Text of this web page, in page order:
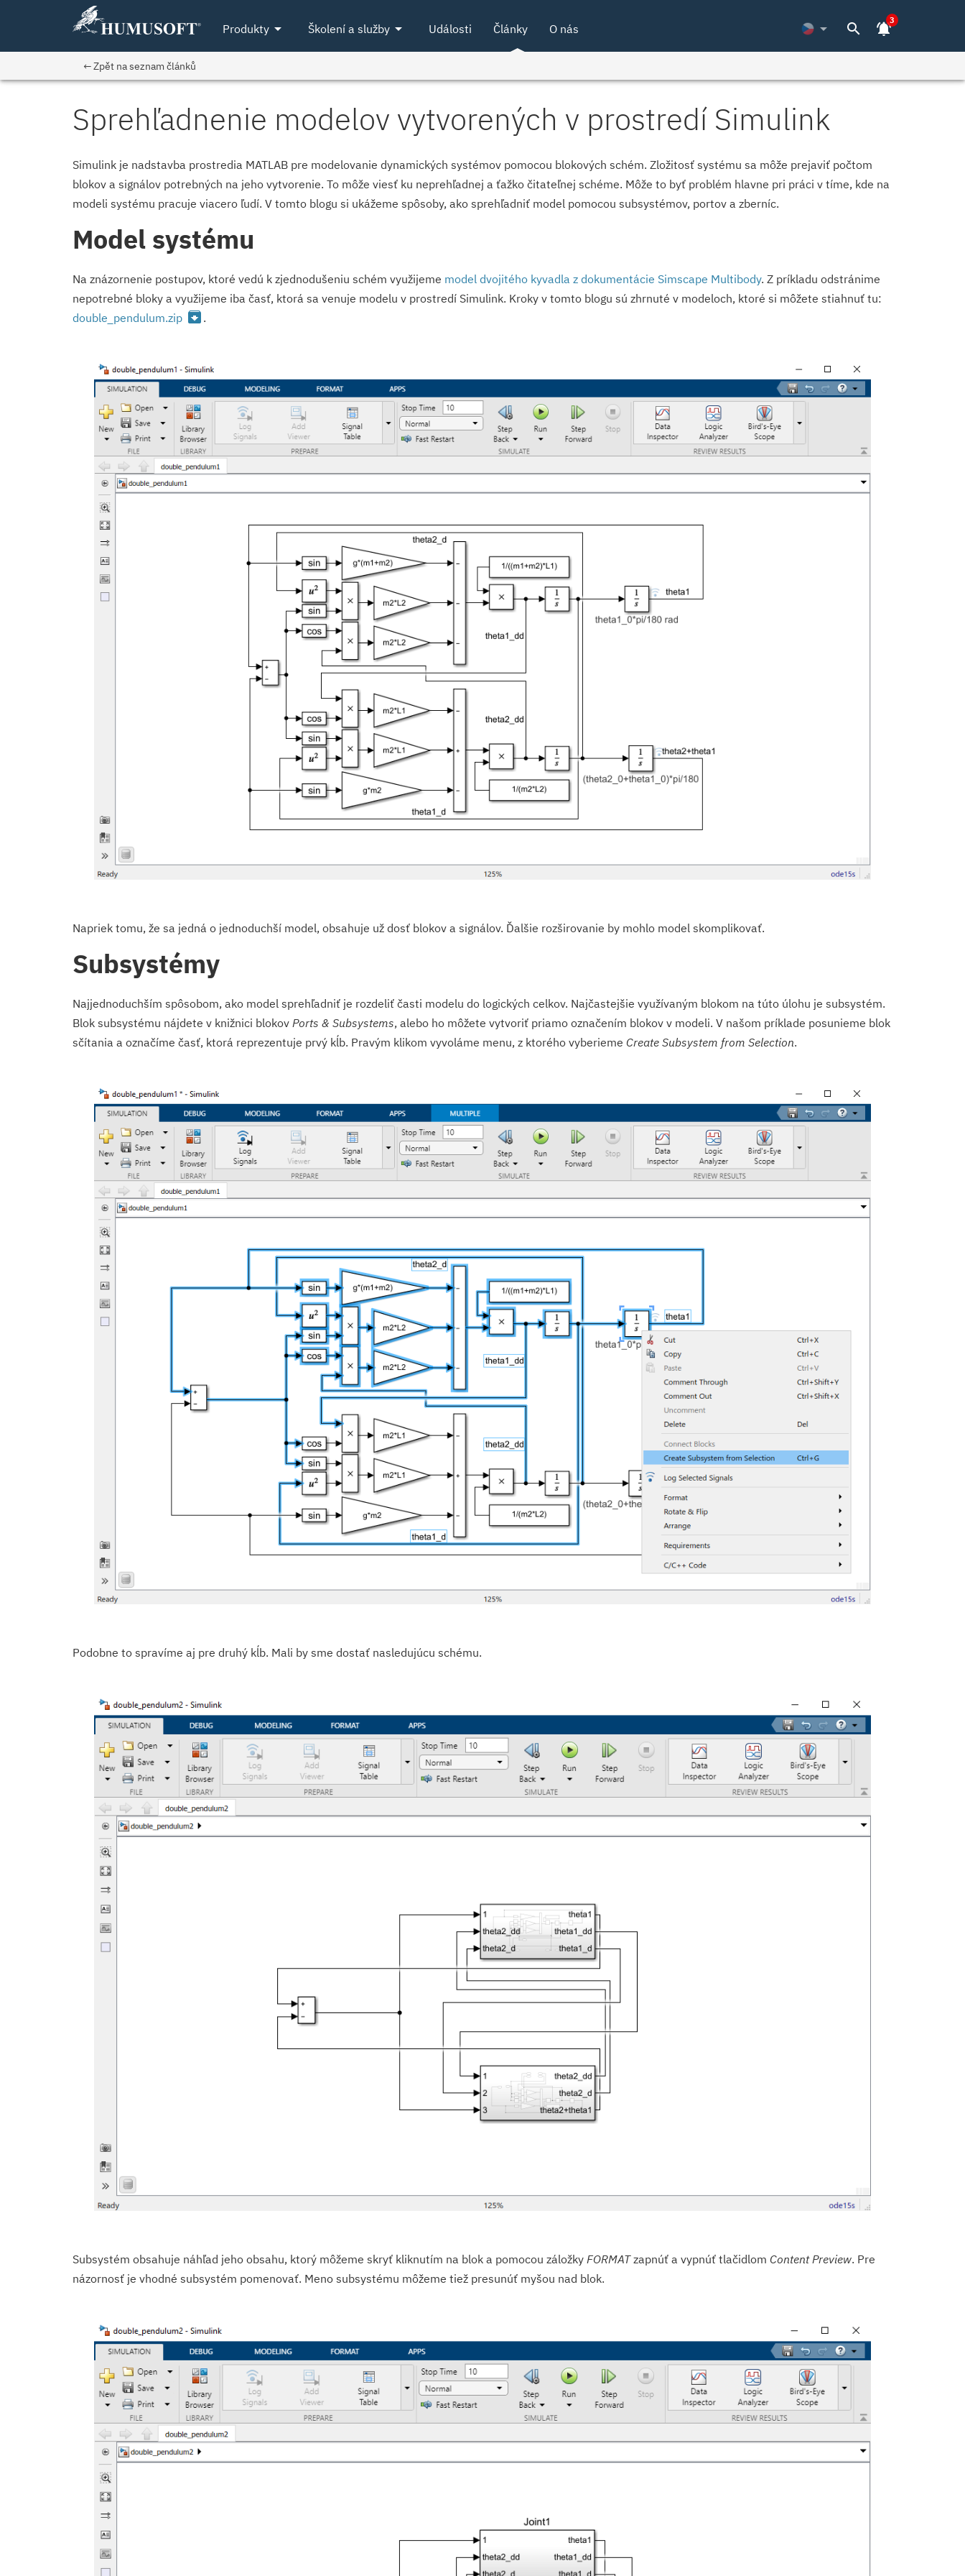
Produktyarrow_drop_down Školení a službyarrow_drop_down Události Články O nás arrow_drop_down search notifications_active3
← Zpět na seznam článků
Sprehľadnenie modelov vytvorených v prostredí Simulink
Simulink je nadstavba prostredia MATLAB pre modelovanie dynamických systémov pomocou blokových schém. Zložitosť systému sa môže prejaviť počtom
blokov a signálov potrebných na jeho vytvorenie. To môže viesť ku neprehľadnej a ťažko čitateľnej schéme. Môže to byť problém hlavne pri práci v tíme, kde na
modeli systému pracuje viacero ľudí. V tomto blogu si ukážeme spôsoby, ako sprehľadniť model pomocou subsystémov, portov a zberníc.
Model systému
Na znázornenie postupov, ktoré vedú k zjednodušeniu schém využijeme model dvojitého kyvadla z dokumentácie Simscape Multibody. Z príkladu odstránime
nepotrebné bloky a využijeme iba časť, ktorá sa venuje modelu v prostredí Simulink. Kroky v tomto blogu sú zhrnuté v modeloch, ktoré si môžete stiahnuť tu:
double_pendulum­.zip archive .
Napriek tomu, že sa jedná o jednoduchší model, obsahuje už dosť blokov a signálov. Ďalšie rozširovanie by mohlo model skomplikovať.
Subsystémy
Najjednoduchším spôsobom, ako model sprehľadniť je rozdeliť časti modelu do logických celkov. Najčastejšie využívaným blokom na túto úlohu je subsystém.
Blok subsystému nájdete v knižnici blokov Ports & Subsystems, alebo ho môžete vytvoriť priamo označením blokov v modeli. V našom príklade posunieme blok
sčítania a označíme časť, ktorá reprezentuje prvý kĺb. Pravým klikom vyvoláme menu, z ktorého vyberieme Create Subsystem from Selection.
Podobne to spravíme aj pre druhý kĺb. Mali by sme dostať nasledujúcu schému.
Subsystém obsahuje náhľad jeho obsahu, ktorý môžeme skryť kliknutím na blok a pomocou záložky FORMATzapnúť a vypnúť tlačidlom Content Preview. Pre
názornosť je vhodné subsystém pomenovať. Meno subsystému môžeme tiež presunúť myšou nad blok.